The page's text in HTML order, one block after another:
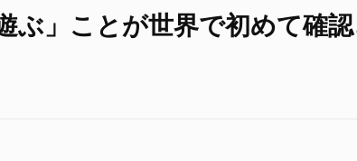
ぶ」ことが世界で初めて確